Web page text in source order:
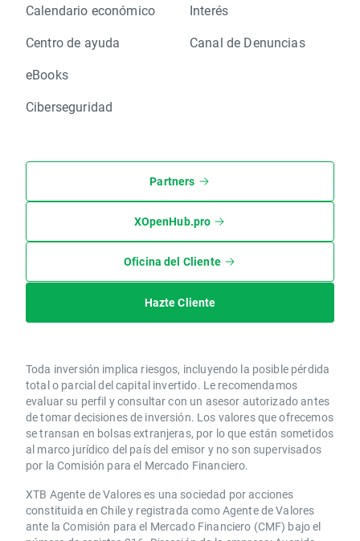
Calendario económico
Centro de ayuda
eBooks
Ciberseguridad
Interés
Canal de Denuncias
Partners
XOpenHub.pro
Oficina del Cliente
Hazte Cliente
Toda inversión implica riesgos, incluyendo la posible pérdida
total o parcial del capital invertido. Le recomendamos
evaluar su perfil y consultar con un asesor autorizado antes
de tomar decisiones de inversión. Los valores que ofrecemos
se transan en bolsas extranjeras, por lo que están sometidos
al marco jurídico del país del emisor y no son supervisados
por la Comisión para el Mercado Financiero.
XTB Agente de Valores es una sociedad por acciones
constituida en Chile y registrada como Agente de Valores
ante la Comisión para el Mercado Financiero (CMF) bajo el